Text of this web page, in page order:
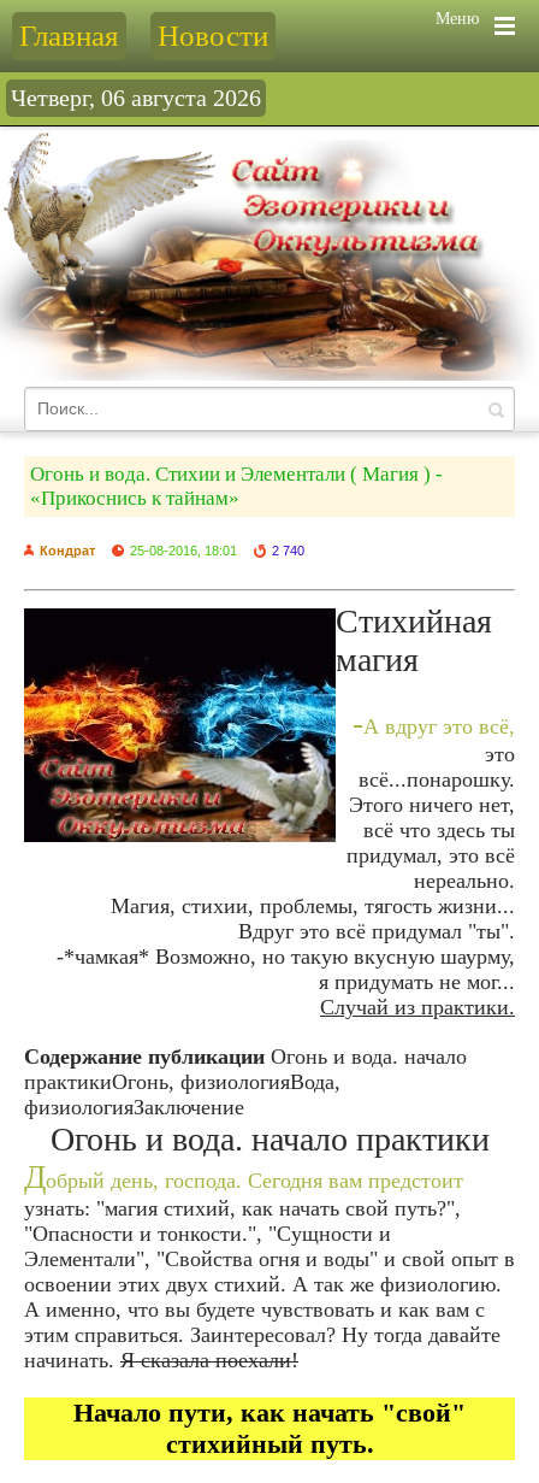
Меню
Главная Новости
Четверг, 06 августа 2026
Огонь и вода. Стихии и Элементали ( Магия ) -
«Прикоснись к тайнам»
Кондрат 25-08-2016, 18:01 2 740
Стихийная
магия
-А вдруг это всё,
это
всё...понарошку.
Этого ничего нет,
всё что здесь ты
придумал, это всё
нереально.
Магия, стихии, проблемы, тягость жизни...
Вдруг это всё придумал "ты".
-*чамкая* Возможно, но такую вкусную шаурму,
я придумать не мог...
Случай из практики.
Содержание публикации Огонь и вода. начало
практикиОгонь, физиологияВода,
физиологияЗаключение
Огонь и вода. начало практики
Добрый день, господа. Сегодня вам предстоит
узнать: "магия стихий, как начать свой путь?",
"Опасности и тонкости.", "Сущности и
Элементали", "Свойства огня и воды" и свой опыт в
освоении этих двух стихий. А так же физиологию.
А именно, что вы будете чувствовать и как вам с
этим справиться. Заинтересовал? Ну тогда давайте
начинать. Я сказала поехали!
Начало пути, как начать "свой"
стихийный путь.